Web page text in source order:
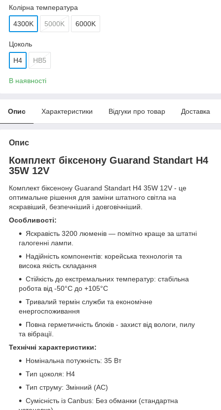
Колірна температура
4300K 5000K 6000K
Цоколь
H4 HB5
В наявності
Опис Характеристики Відгуки про товар Доставка
Опис
Комплект біксенону Guarand Standart H4
35W 12V
Комплект біксенону Guarand Standart H4 35W 12V - це
оптимальне рішення для заміни штатного світла на
яскравіший, безпечніший і довговічніший.
Особливості:
Яскравість 3200 люменів — помітно краще за штатні
галогенні лампи.
Надійність компонентів: корейська технологія та
висока якість складання
Стійкість до екстремальних температур: стабільна
робота від -50°C до +105°C
Тривалий термін служби та економічне
енергоспоживання
Повна герметичність блоків - захист від вологи, пилу
та вібрації.
Технічні характеристики:
Номінальна потужність: 35 Вт
Тип цоколя: H4
Тип струму: Змінний (AC)
Сумісність із Canbus: Без обманки (стандартна